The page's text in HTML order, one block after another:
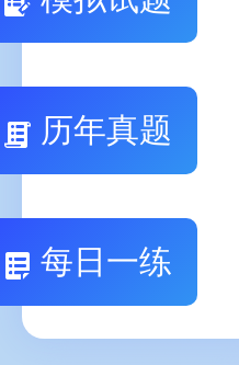
历年真题
每日一练